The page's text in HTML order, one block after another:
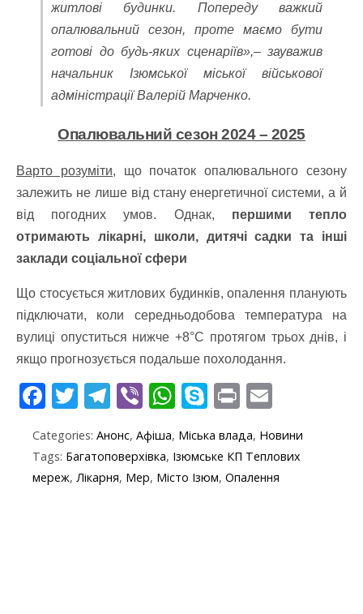
житлові будинки. Попереду важкий
опалювальний сезон, проте маємо бути
готові до будь-яких сценаріїв»,– зауважив
начальник Ізюмської міської військової
адміністрації Валерій Марченко.
Опалювальний сезон 2024 – 2025
Варто розуміти, що початок опалювального сезону
залежить не лише від стану енергетичної системи, а й
від погодних умов. Однак, першими тепло
отримають лікарні, школи, дитячі садки та інші
заклади соціальної сфери
Що стосується житлових будинків, опалення планують
підключати, коли середньодобова температура на
вулиці опуститься нижче +8°C протягом трьох днів, і
якщо прогнозується подальше похолодання.
F
e
b
T
itt
er
T
e
gr
Vi
b
er
W
at
s
S
y
p
Pr
t ai
l
Categories: Анонс, Афіша, Міська влада, Новини
Tags: Багатоповерхівка, Ізюмське КП Теплових
мереж, Лікарня, Мер, Місто Ізюм, Опалення